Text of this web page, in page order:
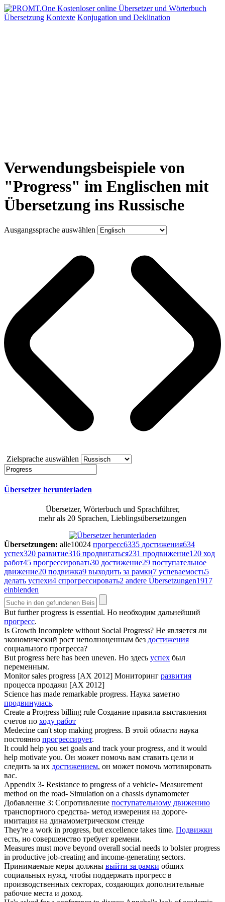
Übersetzung Kontexte Konjugation und Deklination
Verwendungsbeispiele von
"Progress" im Englischen mit
Übersetzung ins Russische
Ausgangssprache auswählen
Zielsprache auswählen
Übersetzer herunterladen
Übersetzer, Wörterbuch und Sprachführer,
mehr als 20 Sprachen, Lieblingsübersetzungen
Übersetzungen: alle10024 прогресс6335 достижения634
успех320 развитие316 продвигаться231 продвижение120 ход
работ45 прогрессировать30 достижение29 поступательное
движение20 подвижка9 выходить за рамки7 успеваемость5
делать успехи4 спрогрессировать2 andere Übersetzungen1917
einblenden
But furtherprogress is essential. Но необходим дальнейший
прогресс.
Is Growth Incomplete without Social Progress? Не является ли
экономический рост неполноценным без достижения
социального прогресса?
Butprogress here has been uneven. Но здесь успех был
переменным.
Monitor sales progress [AX 2012] Мониторинг развития
процесса продажи [AX 2012]
Science has made remarkable progress. Наука заметно
продвинулась.
Create a Progress billing rule Создание правила выставления
счетов по ходу работ
Medecine can't stop making progress. В этой области наука
постоянно прогрессирует.
It could help you set goals and track yourprogress, and it would
help motivate you. Он может помочь вам ставить цели и
следить за их достижением, он может помочь мотивировать
вас.
Appendix 3- Resistance to progress of a vehicle- Measurement
method on the road- Simulation on a chassis dynamometer
Добавление 3: Сопротивление поступательному движению
транспортного средства- метод измерения на дороге-
имитация на динамометрическом стенде
They're a work in progress, but excellence takes time. Подвижки
есть, но совершенство требует времени.
Measures must move beyond overall social needs to bolsterprogress
in productive job-creating and income-generating sectors.
Принимаемые меры должны выйти за рамки общих
социальных нужд, чтобы поддержать прогресс в
производственных секторах, создающих дополнительные
рабочие места и доход.